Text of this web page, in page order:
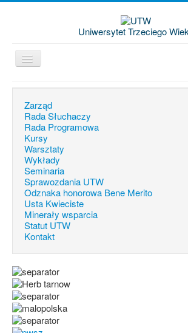
Uniwersytet Trzeciego
Zarząd
Rada Słuchaczy
Rada Programowa
Kursy
Warsztaty
Wykłady
Seminaria
Sprawozdania UTW
Odznaka honorowa Bene Merito
Usta Kwieciste
Minerały wsparcia
Statut UTW
Kontakt